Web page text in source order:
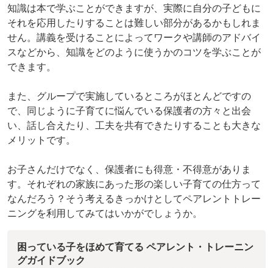
知識は本で学ぶことができますが、実際に自分の子どもに
それを応用したりすることは難しい部分があるかもしれま
せん。講義を受けることによってワークや講師のアドバイ
スなどから、知識をどのように使うかのコツを学ぶことが
できます。
また、グループで実施しているところがほとんどですの
で、同じように子育てに悩んでいる保護者の方々と出会
い、話し合えたり、工夫を共有できたりすることも大きな
メリットです。
お子さんだけでなく、保護者にも得意・不得意がありま
す。それぞれの家族にあった形の楽しい子育ての仕方って
なんだろう？そう考えるきっかけとしてペアレントトレー
ニングを利用してみてはいかがでしょうか。
困っている子をほめて育てる ペアレント・トレーニン
グガイドブック